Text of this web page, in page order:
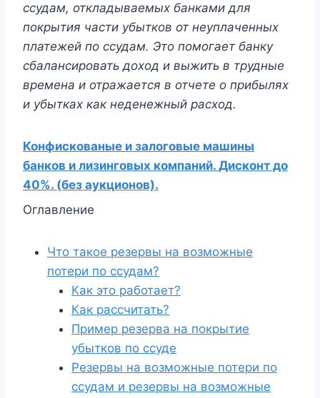
ссудам, откладываемых банками для
покрытия части убытков от неуплаченных
платежей по ссудам. Это помогает банку
сбалансировать доход и выжить в трудные
времена и отражается в отчете о прибылях
и убытках как неденежный расход.
Конфискованые и залоговые машины
банков и лизинговых компаний. Дисконт до
40%. (без аукционов).
Оглавление
Что такое резервы на возможные
потери по ссудам?
Как это работает?
Как рассчитать?
Пример резерва на покрытие
убытков по ссуде
Резервы на возможные потери по
ссудам и резервы на возможные